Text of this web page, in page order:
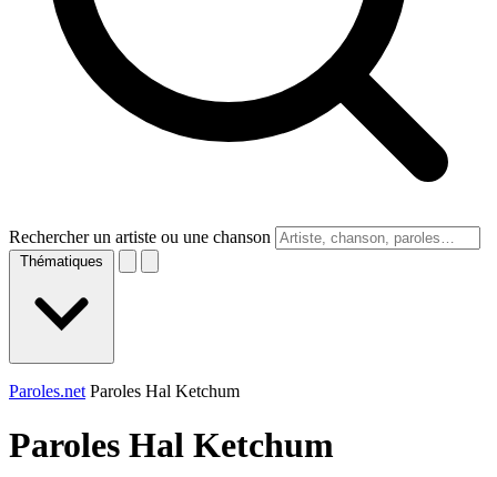
Rechercher un artiste ou une chanson
Thématiques
Paroles.net Paroles Hal Ketchum
Paroles Hal Ketchum